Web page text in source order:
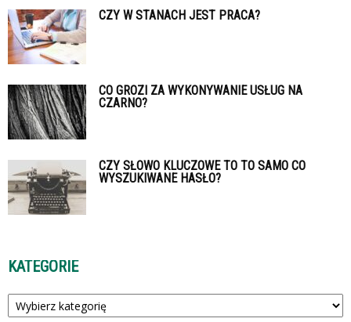
CZY W STANACH JEST PRACA?
CO GROZI ZA WYKONYWANIE USŁUG NA
CZARNO?
CZY SŁOWO KLUCZOWE TO TO SAMO CO
WYSZUKIWANE HASŁO?
KATEGORIE
Kategorie